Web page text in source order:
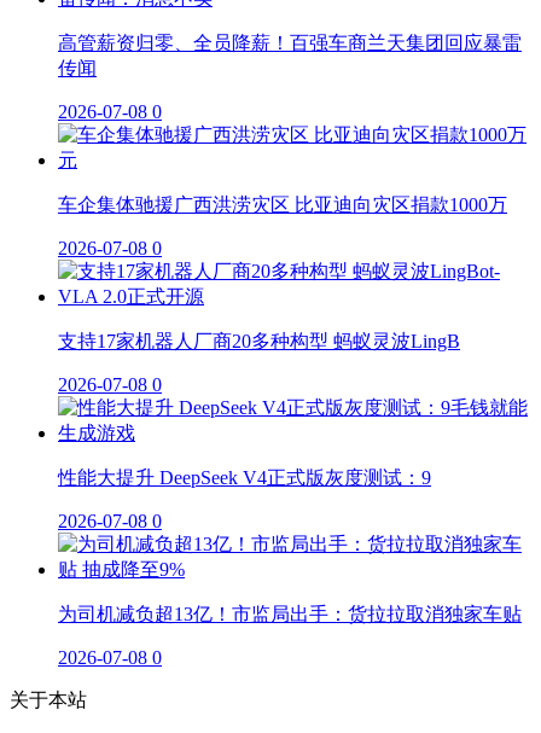
高管薪资归零、全员降薪！百强车商兰天集团回应暴雷
传闻
2026-07-08 0
车企集体驰援广西洪涝灾区 比亚迪向灾区捐款1000万
2026-07-08 0
支持17家机器人厂商20多种构型 蚂蚁灵波LingB
2026-07-08 0
性能大提升 DeepSeek V4正式版灰度测试：9
2026-07-08 0
为司机减负超13亿！市监局出手：货拉拉取消独家车贴
2026-07-08 0
关于本站